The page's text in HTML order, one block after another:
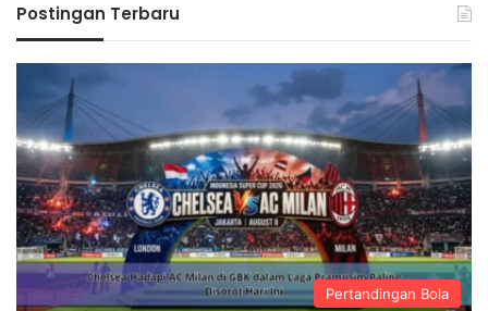
Postingan Terbaru
Pertandingan Bola